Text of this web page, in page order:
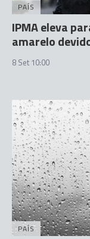
PAÍS
IPMA eleva
amarelo
8 Set 10:00
PAÍS